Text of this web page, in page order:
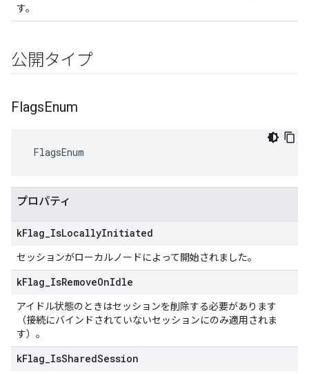
す。
公開タイプ
FlagsEnum
FlagsEnum
プロパティ
kFlag IsLocallyInitiated
セッションがローカルノードによって開始されました。
kFlag IsRemoveOnIdle
アイドル状態のときはセッションを削除する必要があります
（接続にバインドされていないセッションにのみ適用されま
す）。
kFlag IsSharedSession